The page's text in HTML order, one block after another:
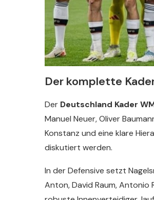
Der komplette
Der Deutschland Kader
Manuel Neuer, Oliver
Konstanz und eine klare
diskutiert werden.
In der Defensive setzt
Anton, David Raum, Antonio